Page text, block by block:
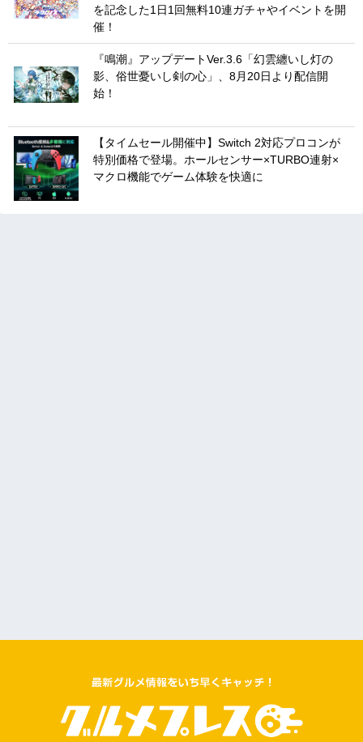
を記念した1日1回無料10連ガチャやイベントを開
催！
『鳴潮』アップデートVer.3.6「幻雲纏いし灯の
影、俗世憂いし剣の心」、8月20日より配信開
始！
【タイムセール開催中】Switch 2対応プロコンが
特別価格で登場。ホールセンサー×TURBO連射×
マクロ機能でゲーム体験を快適に